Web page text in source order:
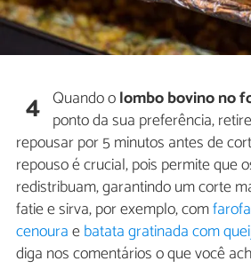
4 Quando olombo bovino no
ponto da sua preferência,
repousar por 5 minutos antes de
repouso é crucial, pois permite que
redistribuam, garantindo um corte
fatie e sirva, por exemplo, com
cenouraebatata gratinada com
diga nos comentários o que você